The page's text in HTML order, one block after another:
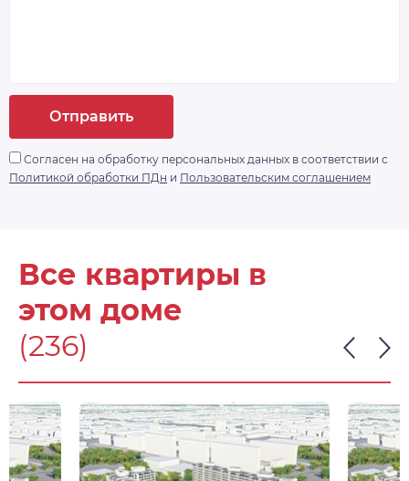
Отправить
Согласен на обработку персональных данных в соответствии с
Политикой обработки ПДн и Пользовательским соглашением
Все квартиры в
этом доме
(236)